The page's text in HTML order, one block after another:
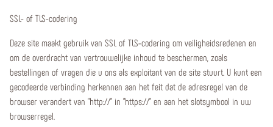
SSL- of TLS-codering
Deze site maakt gebruik van SSL of TLS-codering om veiligheidsredenen en
om de overdracht van vertrouwelijke inhoud te beschermen, zoals
bestellingen of vragen die u ons als exploitant van de site stuurt. U kunt een
gecodeerde verbinding herkennen aan het feit dat de adresregel van de
browser verandert van "http://" in "https://" en aan het slotsymbool in uw
browserregel.